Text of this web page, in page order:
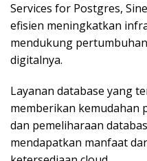
Services for Postgres,
efisien meningkatkan
mendukung
digitalnya.
Layanan database yang
memberikan kemudahan
dan pemeliharaan
mendapatkan manfaat